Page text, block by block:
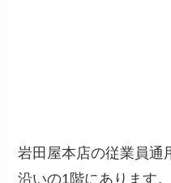
岩田屋本店の従業員通
沿いの1階にあります。